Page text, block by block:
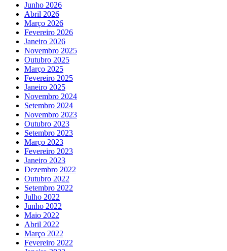
Junho 2026
Abril 2026
Março 2026
Fevereiro 2026
Janeiro 2026
Novembro 2025
Outubro 2025
Março 2025
Fevereiro 2025
Janeiro 2025
Novembro 2024
Setembro 2024
Novembro 2023
Outubro 2023
Setembro 2023
Março 2023
Fevereiro 2023
Janeiro 2023
Dezembro 2022
Outubro 2022
Setembro 2022
Julho 2022
Junho 2022
Maio 2022
Abril 2022
Março 2022
Fevereiro 2022